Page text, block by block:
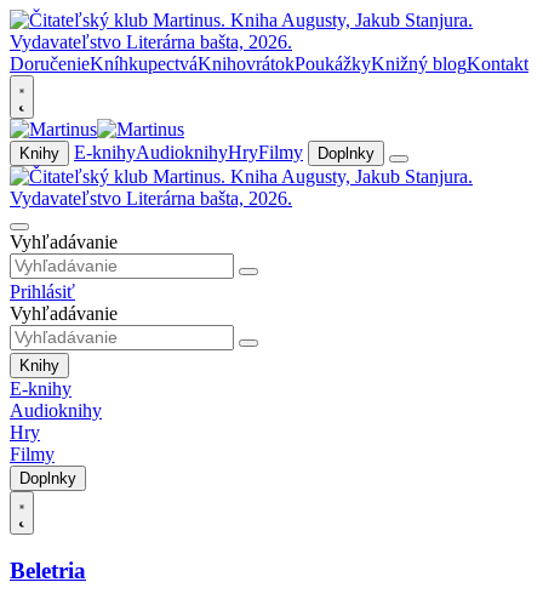
DoručenieKníhkupectváKnihovrátokPoukážkyKnižný blogKontakt
Knihy E-knihyAudioknihyHryFilmy Doplnky
Vyhľadávanie
Prihlásiť
Vyhľadávanie
Knihy
E-knihy
Audioknihy
Hry
Filmy
Doplnky
Beletria